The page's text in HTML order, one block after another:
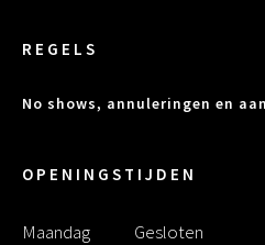
REGELS
No shows, annuleringen en
OPENINGSTIJDEN
Maandag
Gesloten